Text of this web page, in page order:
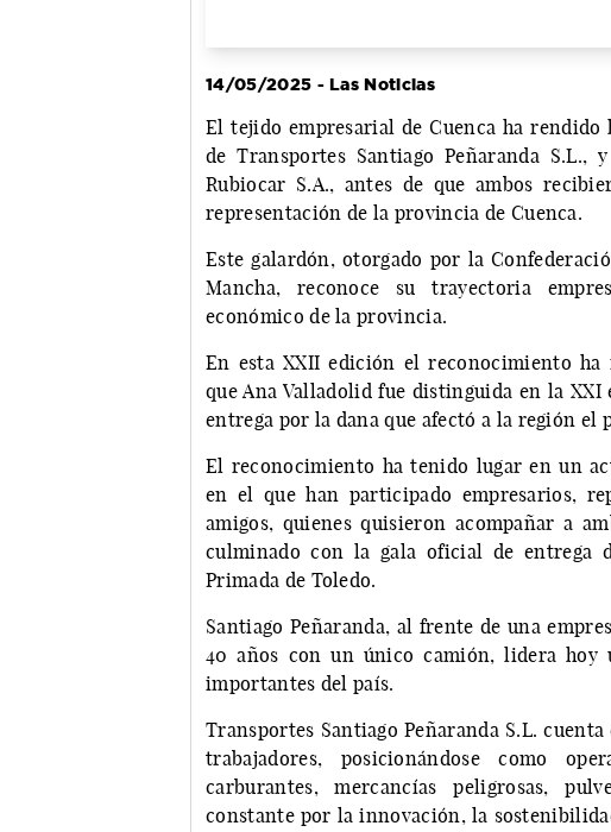
14/05/2025 - Las Noticias
El tejido empresarial de Cuenca ha rendido
de Transportes Santiago Peñaranda S.L.,
Rubiocar S.A., antes de que ambos
representación de la provincia de Cuenca.
Este galardón, otorgado por la
Mancha, reconoce su trayectoria
económico de la provincia.
En esta XXII edición el reconocimiento ha
que Ana Valladolid fue distinguida en la
entrega por la dana que afectó a la región el
El reconocimiento ha tenido lugar en un
en el que han participado empresarios,
amigos, quienes quisieron acompañar a
culminado con la gala oficial de entrega
Primada de Toledo.
Santiago Peñaranda, al frente de una
40 años con un único camión, lidera hoy
importantes del país.
Transportes Santiago Peñaranda S.L.
trabajadores, posicionándose como
carburantes, mercancías peligrosas,
constante por la innovación, la